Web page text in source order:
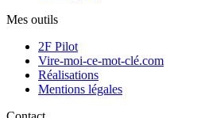
Mes outils
2F Pilot
Vire-moi-ce-mot-clé.com
Réalisations
Mentions légales